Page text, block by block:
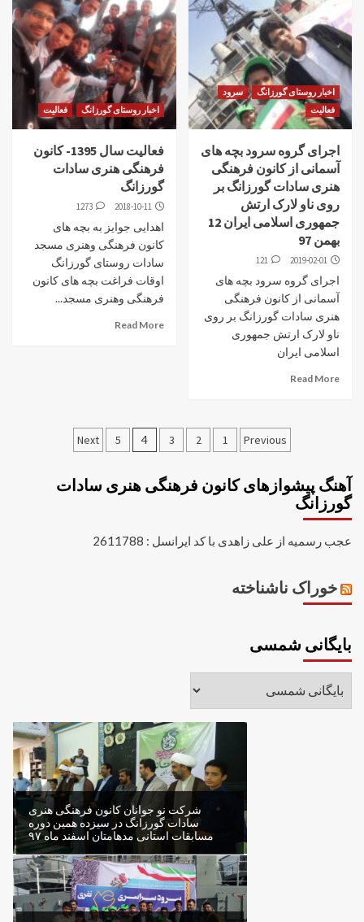
اخبار روستای گورزانگ
سرود
فعالیت
اجرای گروه سرود بچه های
آسمانی از کانون فرهنگی
هنری سادات گورزانگ بر
روی ناو لارک ارتش
جمهوری اسلامی ایران 12
بهمن 97
2019-02-01
121
اجرای گروه سرود بچه های
آسمانی از کانون فرهنگی
هنری سادات گورزانگ بر روی
ناو لارک ارتش جمهوری
اسلامی ایران
Read More
اخبار روستای گورزانگ فعالیت
فعالیت سال 1395- کانون
فرهنگی هنری سادات
گورزانگ
2018-10-11
1273
اهدایی جوایز به بچه های
کانون فرهنگی وهنری مسجد
سادات روستای گورزانگ
اوقات فراغت بچه های کانون
فرهنگی وهنری مسجد...
Read More
Previous
1
2
3
4
5
Next
آهنگ پیشوازهای کانون فرهنگی هنری سادات
گورزانگ
عجب رسمیه از علی زاهدی با کد ایرانسل : 2611788
خوراک ناشناخته
بایگانی شمسی
شرکت نو جوانان کانون فرهنگی هنری
سادات گورزانگ در سیزده همین دوره
مسابقات استانی مدهامتان اسفند ماه ۹۷